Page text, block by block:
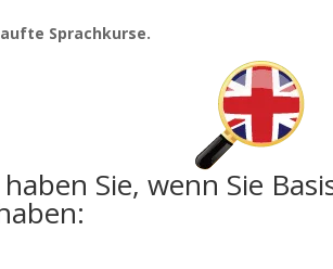
Sprachkurse.
Sie, wenn Sie